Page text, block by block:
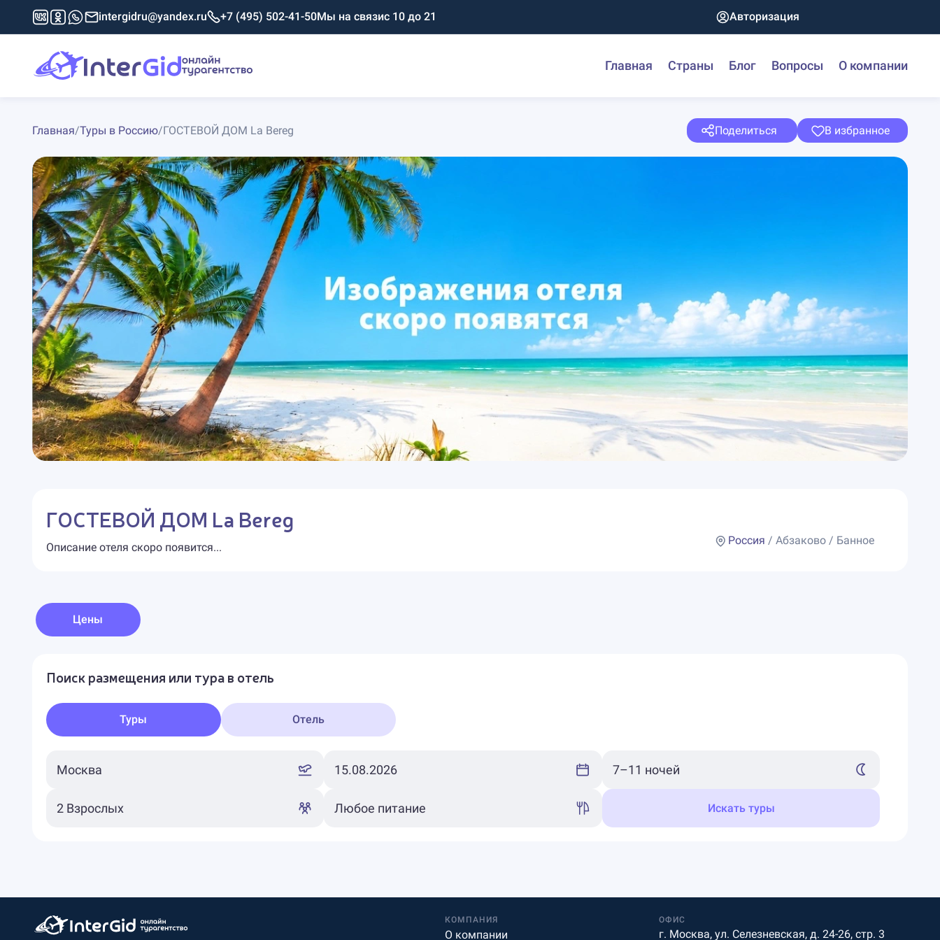
intergidru@yandex.ru +7 (495) 502-41-50Мы на связис 10 до 21 Авторизация
Главная Страны Блог Вопросы О компании
Главная/Туры в Россию/ГОСТЕВОЙ ДОМ La Bereg Поделиться В избранное
ГОСТЕВОЙ ДОМ La Bereg
Описание отеля скоро появится...
Россия / Абзаково / Банное
Цены
Поиск размещения или тура в отель
Туры Отель
Искать туры
КОМПАНИЯ
О компании
ОФИС
г. Москва, ул. Селезневская, д. 24-26, стр. 3